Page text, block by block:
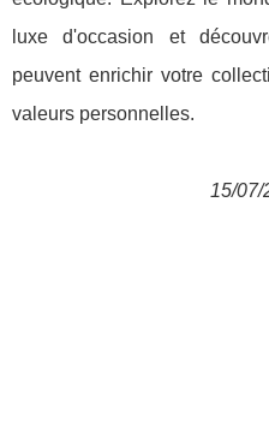
luxe d'occasion et
peuvent enrichir votre
valeurs personnelles.
15/07/